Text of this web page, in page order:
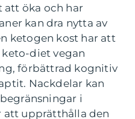
öka och har
kan dra nytta av
ketogen kost har att
diet vegan
förbättrad kognitiv
Nackdelar kan
i
att upprätthålla den